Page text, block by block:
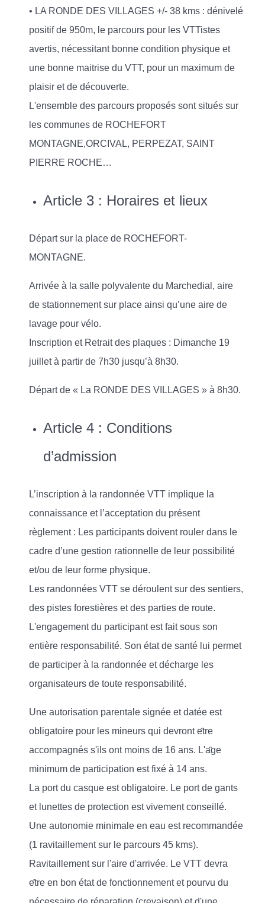
• LA RONDE DES VILLAGES +/- 38 kms : dénivelé
positif de 950m, le parcours pour les VTTistes
avertis, nécessitant bonne condition physique et
une bonne maitrise du VTT, pour un maximum de
plaisir et de découverte.
L'ensemble des parcours proposés sont situés sur
les communes de ROCHEFORT
MONTAGNE,ORCIVAL, PERPEZAT, SAINT
PIERRE ROCHE…
Article 3 : Horaires et lieux
Départ sur la place de ROCHEFORT-
MONTAGNE.
Arrivée à la salle polyvalente du Marchedial, aire
de stationnement sur place ainsi qu’une aire de
lavage pour vélo.
Inscription et Retrait des plaques : Dimanche 19
juillet à partir de 7h30 jusqu’à 8h30.
Départ de « La RONDE DES VILLAGES » à 8h30.
Article 4 : Conditions
d’admission
L’inscription à la randonnée VTT implique la
connaissance et l’acceptation du présent
règlement : Les participants doivent rouler dans le
cadre d’une gestion rationnelle de leur possibilité
et/ou de leur forme physique.
Les randonnées VTT se déroulent sur des sentiers,
des pistes forestières et des parties de route.
L'engagement du participant est fait sous son
entière responsabilité. Son état de santé lui permet
de participer à la randonnée et décharge les
organisateurs de toute responsabilité.
Une autorisation parentale signée et datée est
obligatoire pour les mineurs qui devront etre
accompagnés s'ils ont moins de 16 ans. L'age
minimum de participation est fixé à 14 ans.
La port du casque est obligatoire. Le port de gants
et lunettes de protection est vivement conseillé.
Une autonomie minimale en eau est recommandée
(1 ravitaillement sur le parcours 45 kms).
Ravitaillement sur l'aire d'arrivée. Le VTT devra
etre en bon état de fonctionnement et pourvu du